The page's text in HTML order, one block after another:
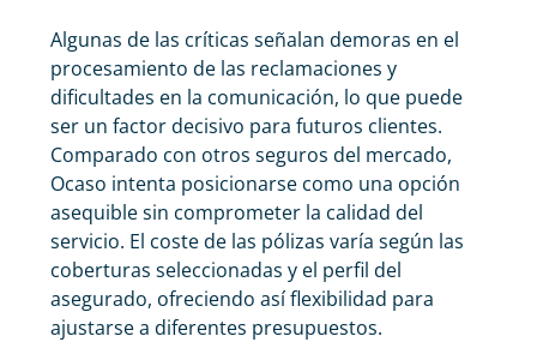
Algunas de las críticas señalan demoras en el
procesamiento de las reclamaciones y
dificultades en la comunicación, lo que puede
ser un factor decisivo para futuros clientes.
Comparado con otros seguros del mercado,
Ocaso intenta posicionarse como una opción
asequible sin comprometer la calidad del
servicio. El coste de las pólizas varía según las
coberturas seleccionadas y el perfil del
asegurado, ofreciendo así flexibilidad para
ajustarse a diferentes presupuestos.